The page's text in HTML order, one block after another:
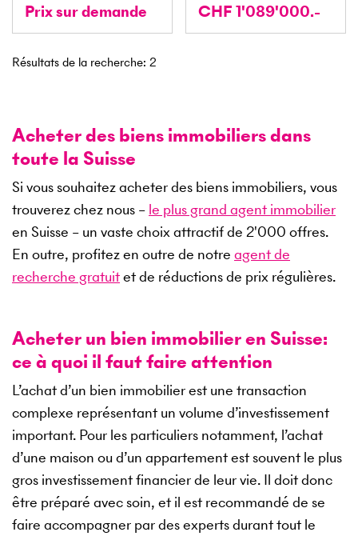
Prix sur demande CHF 1'089'000.-
Résultats de la recherche: 2
Acheter des biens immobiliers dans
toute la Suisse
Si vous souhaitez acheter des biens immobiliers, vous
trouverez chez nous – le plus grand agent immobilier
en Suisse – un vaste choix attractif de 2'000 offres.
En outre, profitez en outre de notre agent de
recherche gratuitet de réductions de prix régulières.
Acheter un bien immobilier en Suisse:
ce à quoi il faut faire attention
L’achat d’un bien immobilier est une transaction
complexe représentant un volume d’investissement
important. Pour les particuliers notamment, l’achat
d’une maison ou d’un appartement est souvent le plus
gros investissement financier de leur vie. Il doit donc
être préparé avec soin, et il est recommandé de se
faire accompagner par des experts durant tout le